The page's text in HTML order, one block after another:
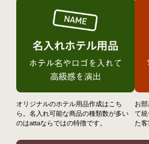
オリジナルのホテル用品作成はこち
ら。名入れ可能な商品の種類数が多い
のはattaならではの特徴です。
お
て統
た客